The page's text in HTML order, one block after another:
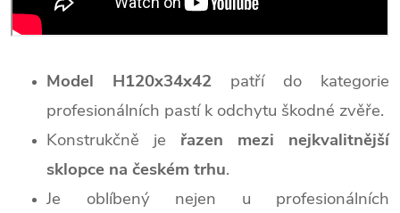
Model H120x34x42 patří do kategorie
profesionálních pastí k odchytu škodné zvěře.
Konstrukčně je řazen mezi nejkvalitnější
sklopce na českém trhu.
Je oblíbený nejen u profesionálních